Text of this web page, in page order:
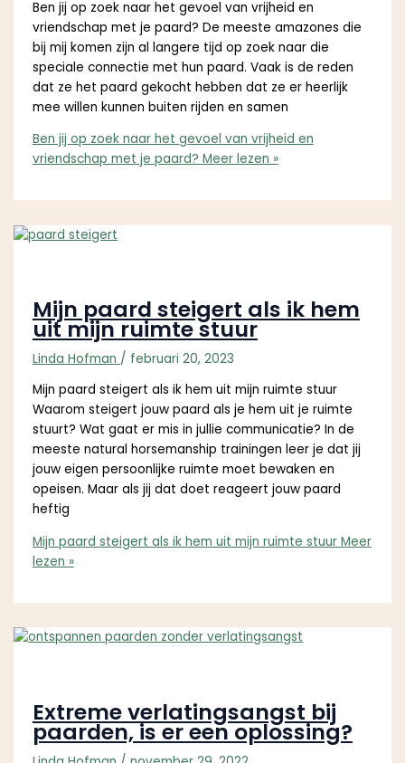
Ben jij op zoek naar het gevoel van vrijheid en
vriendschap met je paard? De meeste amazones die
bij mij komen zijn al langere tijd op zoek naar die
speciale connectie met hun paard. Vaak is de reden
dat ze het paard gekocht hebben dat ze er heerlijk
mee willen kunnen buiten rijden en samen
Ben jij op zoek naar het gevoel van vrijheid en
vriendschap met je paard? Meer lezen »
Mijn paard steigert als ik hem
uit mijn ruimte stuur
Linda Hofman / februari 20, 2023
Mijn paard steigert als ik hem uit mijn ruimte stuur
Waarom steigert jouw paard als je hem uit je ruimte
stuurt? Wat gaat er mis in jullie communicatie? In de
meeste natural horsemanship trainingen leer je dat jij
jouw eigen persoonlijke ruimte moet bewaken en
opeisen. Maar als jij dat doet reageert jouw paard
heftig
Mijn paard steigert als ik hem uit mijn ruimte stuurMeer
lezen »
Extreme verlatingsangst bij
paarden, is er een oplossing?